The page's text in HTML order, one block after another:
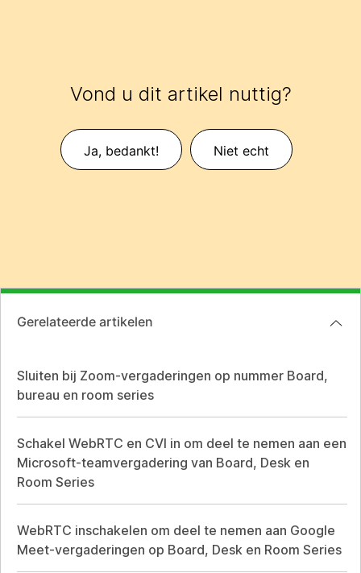
Vond u dit artikel nuttig?
Ja, bedankt! Niet echt
Gerelateerde artikelen
Sluiten bij Zoom-vergaderingen op nummer Board,
bureau en room series
Schakel WebRTC en CVI in om deel te nemen aan een
Microsoft-teamvergadering van Board, Desk en
Room Series
WebRTC inschakelen om deel te nemen aan Google
Meet-vergaderingen op Board, Desk en Room Series